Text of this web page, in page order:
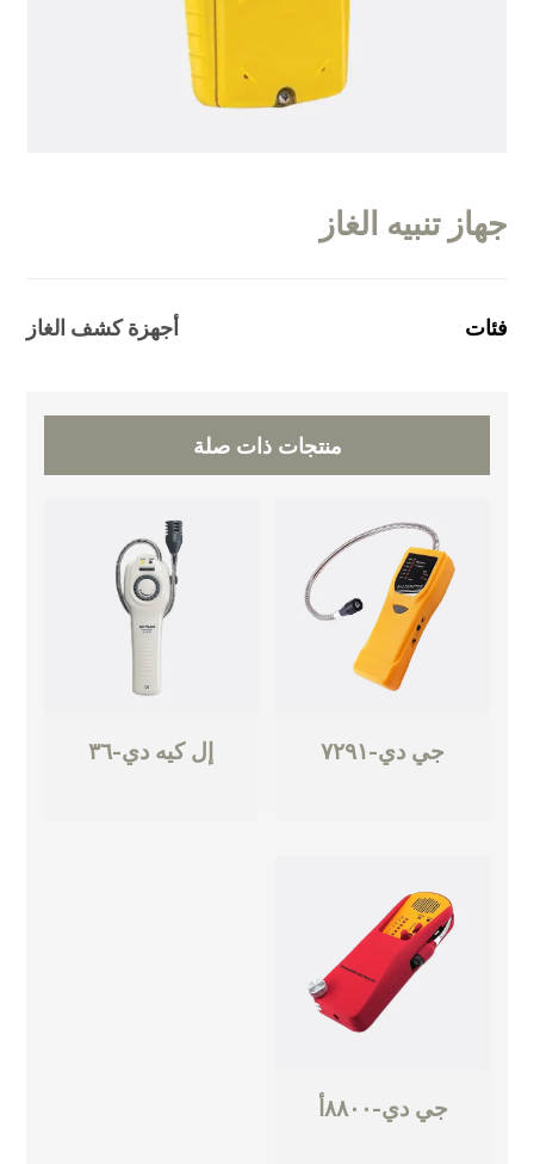
جهاز تنبيه الغاز
فئات أجهزة كشف الغاز
منتجات ذات صلة
جي دي-٧٢٩١ إل كيه دي-٣٦
جي دي-٨٨٠٠أ